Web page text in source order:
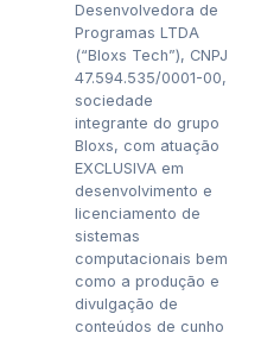
Desenvolvedora de
Programas LTDA
(“Bloxs Tech”), CNPJ
47.594.535/0001-00,
sociedade
integrante do grupo
Bloxs, com atuação
EXCLUSIVA em
desenvolvimento e
licenciamento de
sistemas
computacionais bem
como a produção e
divulgação de
conteúdos de cunho